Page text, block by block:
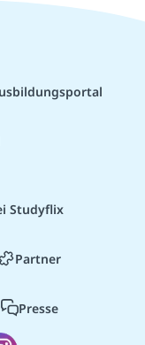
Studyflix
Partner
Presse